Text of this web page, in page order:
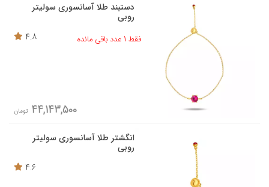
دستبند طلا آسانسوری سولیتر
روبی
فقط 1 عدد باقی مانده
4.8
44,143,500 تومان
انگشتر طلا آسانسوری سولیتر
روبی
4.6